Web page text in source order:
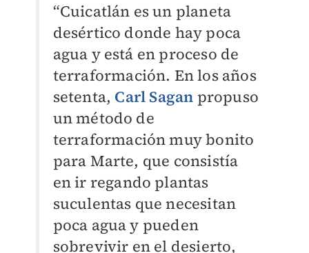
“Cuicatlán es un planeta
desértico donde hay poca
agua y está en proceso de
terraformación. En los años
setenta, Carl Sagan propuso
un método de
terraformación muy bonito
para Marte, que consistía
en ir regando plantas
suculentas que necesitan
poca agua y pueden
sobrevivir en el desierto,